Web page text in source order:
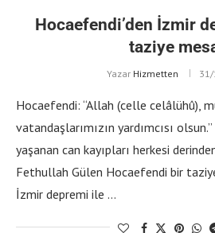
Hocaefendi’den İzmir
taziye
Yazar Hizmetten
Hocaefendi: “Allah (celle celâlühû),
vatandaşlarımızın yardımcısı
yaşanan can kayıpları herkesi
Fethullah Gülen Hocaefendi bir
İzmir depremi ile …